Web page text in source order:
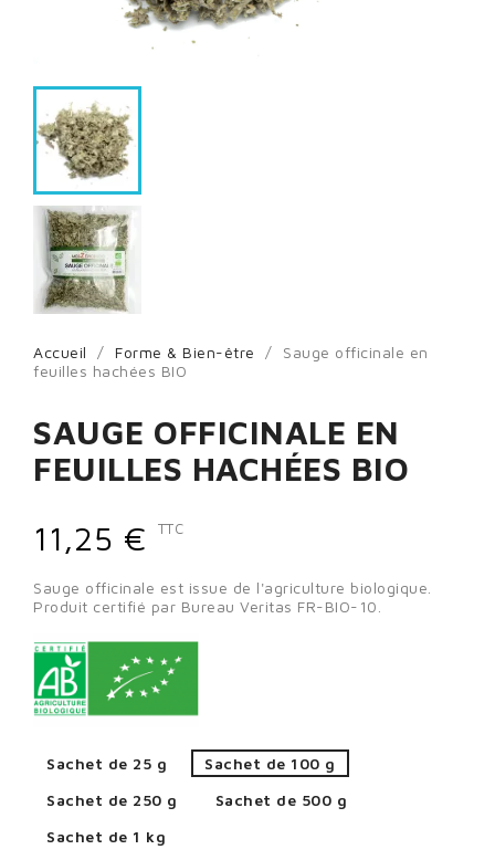
Accueil Forme & Bien-être
Sauge officinale en
feuilles hachées BIO
SAUGE OFFICINALE EN
FEUILLES HACHÉES BIO
11,25 €
TTC
Sauge officinale est issue de l'agriculture biologique.
Produit certifié par Bureau Veritas FR-BIO-10.
Sachet de 25 g
Sachet de 100 g
Sachet de 250 g
Sachet de 500 g
Sachet de 1 kg